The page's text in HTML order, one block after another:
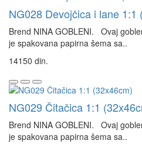
NG028 Devojčica i lane 1:1
Brend NINA GOBLENI. Ovaj
je spakovana papirna šema sa..
14150 din.
NG029 Čitačica 1:1
Brend NINA GOBLENI. Ovaj
je spakovana papirna šema sa..